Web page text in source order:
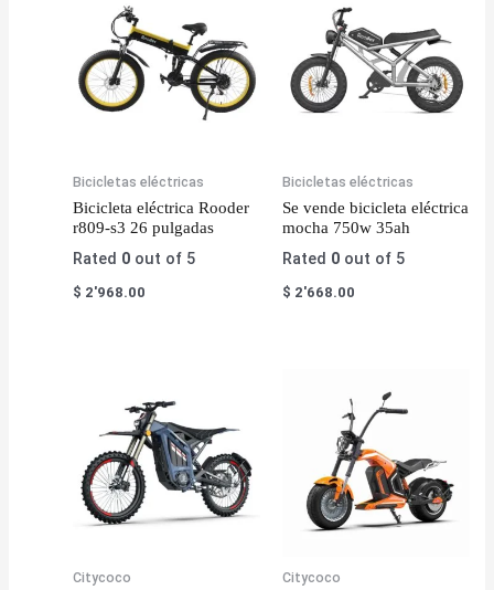
Bicicletas eléctricas
Bicicleta eléctrica Rooder
r809-s3 26 pulgadas
Rated 0 out of 5
$ 2'968.00
Bicicletas eléctricas
Se vende bicicleta eléctrica
mocha 750w 35ah
Rated 0out of 5
$ 2'668.00
Citycoco Citycoco